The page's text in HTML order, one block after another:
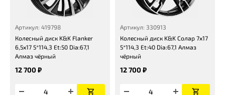
Артикул: 419798
Колесный диск K&K Flanker
6,5x17 5*114,3 Et:50 Dia:67,1
Алмаз чёрный
12 700 ₽
Артикул: 330913
Колесный диск K&K Солар 7x17
5*114,3 Et:40 Dia:67,1 Алмаз
чёрный
12 700 ₽